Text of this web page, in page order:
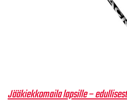
Jääkiekkomaila lapsille –